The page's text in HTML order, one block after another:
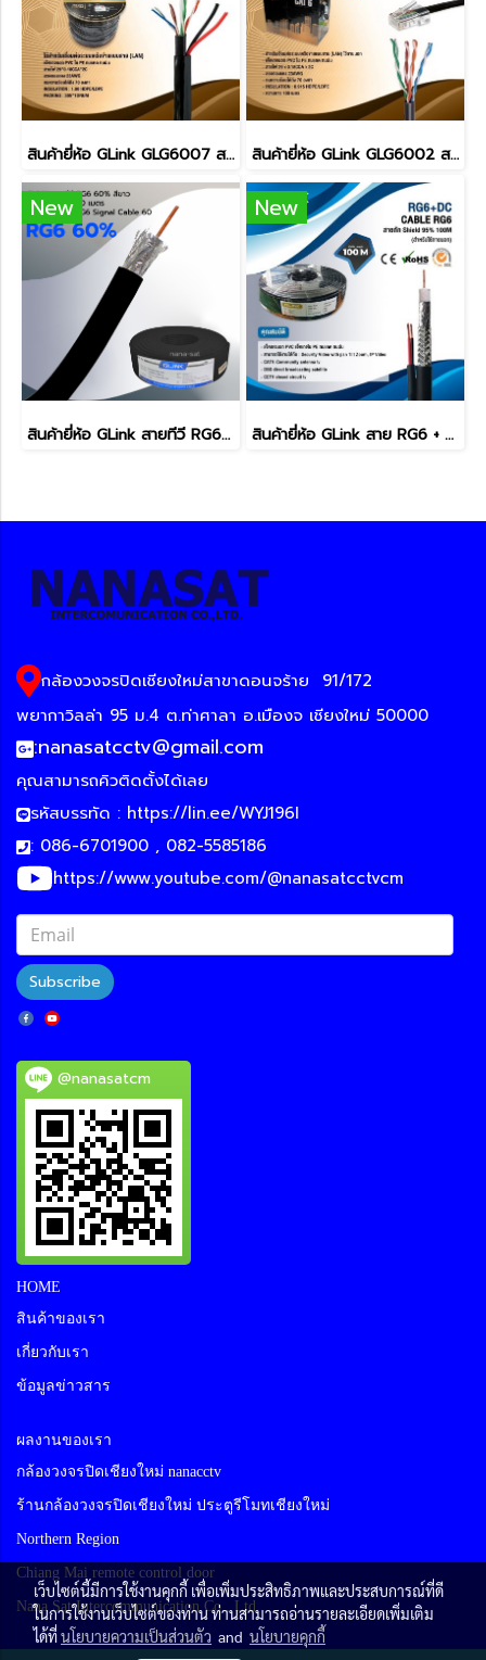
สินค้ายี่ห้อ GLink GLG6007 สาย LAN CAT6 + ไฟ 305เมตร สินค้ายี่ห้อ GLink GLG6002 สาย LAN CAT6 100เมตร
New
สินค้ายี่ห้อ GLink สายทีวี RG6 60% สีดำ 100เมตร
New
สินค้ายี่ห้อ GLink สาย RG6 + DC 100เมตร ภายนอก
กล้องวงจรปิดเชียงใหม่สาขาดอนจร้าย
91/172
พยากาวิลล่า 95 ม.4 ต.ท่าศาลา อ.เมืองจ เชียงใหม่ 50000
:nanasatcctv@gmail.com
คุณสามารถคิวติดตั้งได้เลย
รหัสบรรทัด : https://lin.ee/WYJ196I
: 086-6701900 , 082-5585186
https://www.youtube.com/@nanasatcctvcm
Subscribe
@nanasatcm
HOME
สินค้าของเรา
เกี่ยวกับเรา
ข้อมูลข่าวสาร
ผลงานของเรา
กล้องวงจรปิดเชียงใหม่ nanacctv
ร้านกล้องวงจรปิดเชียงใหม่ ประตูรีโมทเชียงใหม่
Northern Region
Chiang Mai remote control door
Nana Sat Intercommunication Co., Ltd
เว็บไซต์นี้มีการใช้งานคุกกี้ เพื่อเพิ่มประสิทธิภาพและประสบการณ์ที่ดี
ในการใช้งานเว็บไซต์ของท่าน ท่านสามารถอ่านรายละเอียดเพิ่มเติม
ได้ที่นโยบายความเป็นส่วนตัว and นโยบายคุกกี้